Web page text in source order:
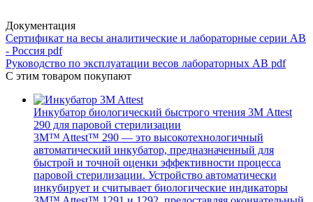
Документация
Сертификат на весы аналитические и лабораторные серии АВ
- Россия pdf
Руководство по эксплуатации весов лабораторных АВ pdf
С этим товаром покупают
Инкубатор биологический быстрого чтения 3М Attest
290 для паровой стерилизации
3M™ Attest™ 290 — это высокотехнологичный
автоматический инкубатор, предназначенный для
быстрой и точной оценки эффективности процесса
паровой стерилизации. Устройство автоматически
инкубирует и считывает биологические индикаторы